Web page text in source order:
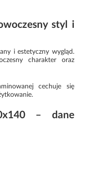
styl i
i estetyczny wygląd.
charakter oraz
cechuje się
– dane